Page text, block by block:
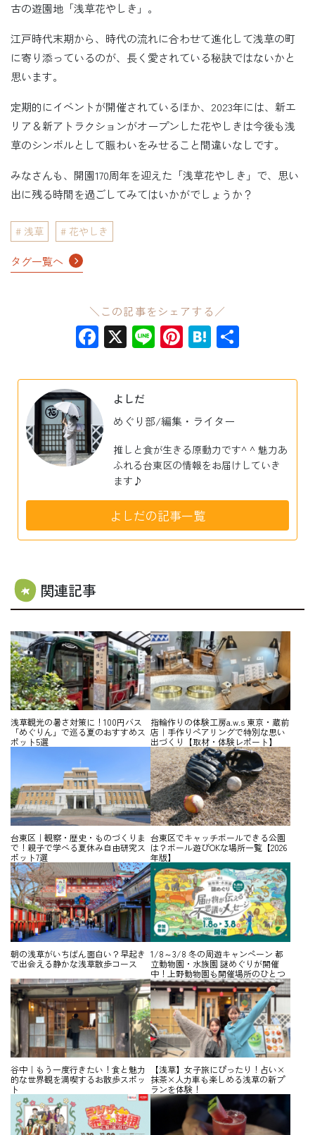
古の遊園地「浅草花やしき」。
江戸時代末期から、時代の流れに合わせて進化して浅草の町
に寄り添っているのが、長く愛されている秘訣ではないかと
思います。
定期的にイベントが開催されているほか、2023年には、新エ
リア＆新アトラクションがオープンした花やしきは今後も浅
草のシンボルとして賑わいをみせること間違いなしです。
みなさんも、開園170周年を迎えた「浅草花やしき」で、思い
出に残る時間を過ごしてみてはいかがでしょうか？
浅草 花やしき
タグ一覧へ
＼この記事をシェアする／
Facebook
X LinePinterest
Hatena
よしだ
めぐり部/編集・ライター
推しと食が生きる原動力です^ ^ 魅力あ
ふれる台東区の情報をお届けしていき
ます♪
よしだの記事一覧
関連記事
浅草観光の暑さ対策に！100円バス
「めぐりん」で巡る夏のおすすめス
ポット5選
指輪作りの体験工房a.w.s 東京・蔵前
店｜手作りペアリングで特別な思い
出づくり【取材・体験レポート】
台東区｜観察・歴史・ものづくりま
で！親子で学べる夏休み自由研究ス
ポット7選
台東区でキャッチボールできる公園
は？ボール遊びOKな場所一覧【2026
年版】
朝の浅草がいちばん面白い？早起き
で出会える静かな浅草散歩コース
1/8～3/8 冬の周遊キャンペーン 都
立動物園・水族園 謎めぐりが開催
中！上野動物園も開催場所のひとつ
谷中｜もう一度行きたい！食と魅力
的な世界観を満喫するお散歩スポッ
ト
【浅草】女子旅にぴったり！占い×
抹茶×人力車も楽しめる浅草の新プ
ランを体験！